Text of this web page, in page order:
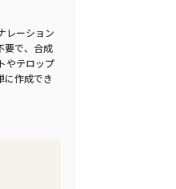
レーション
要で、合成
やテロップ
に作成でき